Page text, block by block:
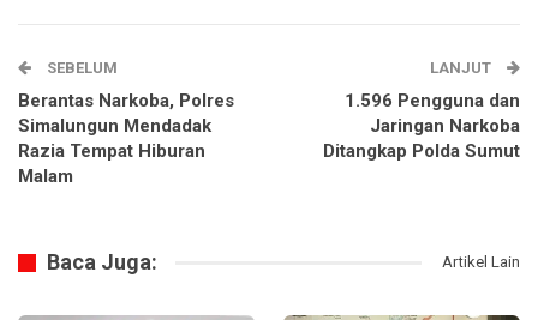
SEBELUM
Berantas Narkoba, Polres
Simalungun Mendadak
Razia Tempat Hiburan
Malam
LANJUT
1.596 Pengguna dan
Jaringan Narkoba
Ditangkap Polda Sumut
Baca Juga: Artikel Lain